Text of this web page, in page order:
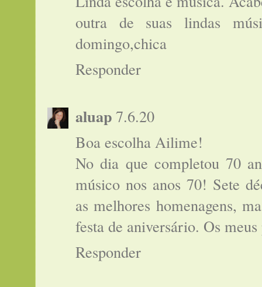
outra de suas lindas
domingo,chica
Responder
aluap 7.6.20
Boa escolha Ailime!
No dia que completou 70
músico nos anos 70! Sete
as melhores homenagens,
festa de aniversário. Os meus
Responder